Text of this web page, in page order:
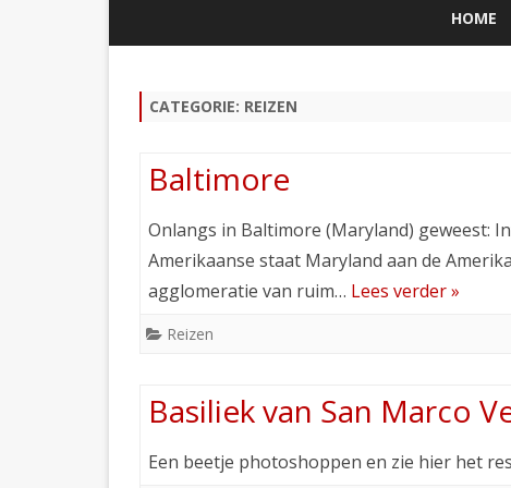
HOME
CATEGORIE: REIZEN
Baltimore
Onlangs in Baltimore (Maryland) geweest:
Amerikaanse staat Maryland aan de
agglomeratie van ruim… Lees verder »
Reizen
Basiliek van San Marco
Een beetje photoshoppen en zie hier het